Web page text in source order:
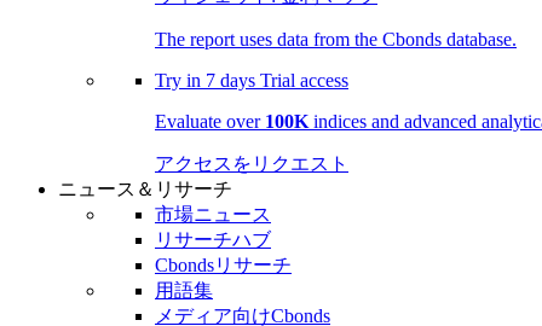
The report uses data from the Cbonds database.
Try in 7 days Trial access
Evaluate over 100K indices and advanced
アクセスをリクエスト
ニュース＆リサーチ
市場ニュース
リサーチハブ
Cbondsリサーチ
用語集
メディア向けCbonds